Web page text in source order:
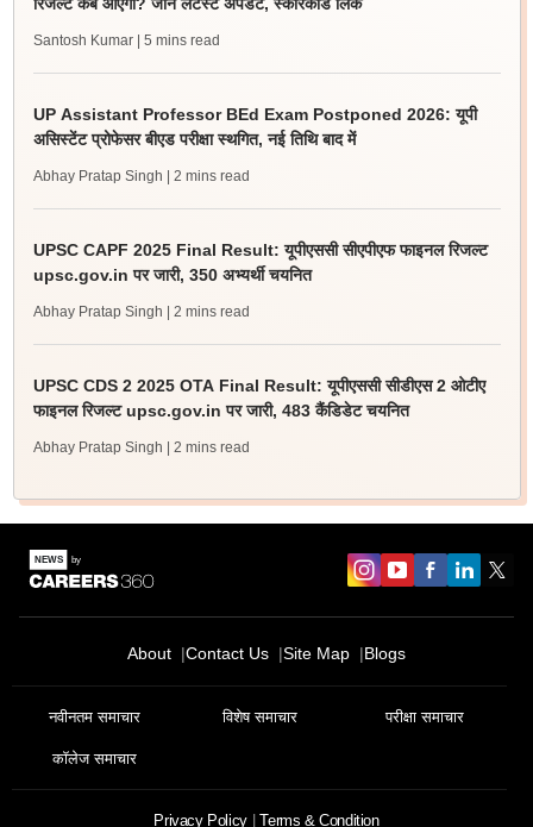
Santosh Kumar | 5 mins read
UP Assistant Professor BEd Exam Postponed 2026: यूपी
असिस्टेंट प्रोफेसर बीएड परीक्षा स्थगित, नई तिथि बाद में
Abhay Pratap Singh | 2 mins read
UPSC CAPF 2025 Final Result: यूपीएससी सीएपीएफ फाइनल रिजल्ट
upsc.gov.in पर जारी, 350 अभ्यर्थी चयनित
Abhay Pratap Singh | 2 mins read
UPSC CDS 2 2025 OTA Final Result: यूपीएससी सीडीएस 2 ओटीए
फाइनल रिजल्ट upsc.gov.in पर जारी, 483 कैंडिडेट चयनित
Abhay Pratap Singh | 2 mins read
About Contact Us Site Map Blogs
नवीनतम समाचार विशेष समाचार परीक्षा समाचार
कॉलेज समाचार
Privacy Policy Terms & Condition